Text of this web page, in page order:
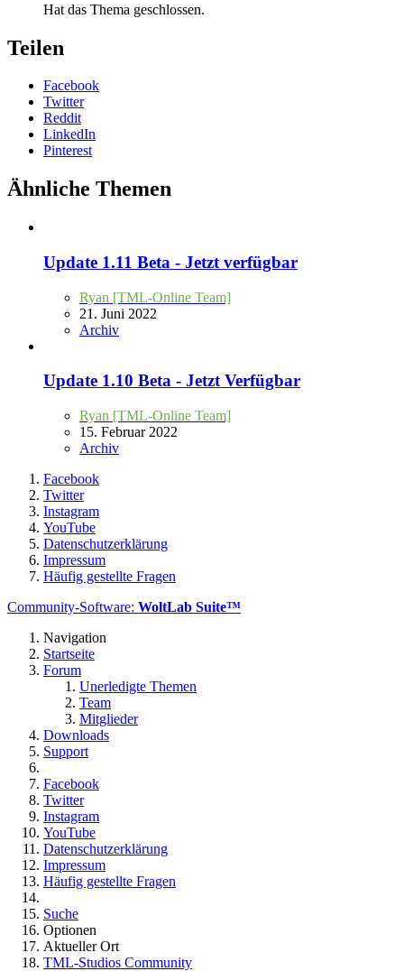
Hat das Thema geschlossen.
Teilen
Facebook
Twitter
Reddit
LinkedIn
Pinterest
Ähnliche Themen
Update 1.11 Beta - Jetzt verfügbar
Ryan [TML-Online Team]
21. Juni 2022
Archiv
Update 1.10 Beta - Jetzt Verfügbar
Ryan [TML-Online Team]
15. Februar 2022
Archiv
Facebook
Twitter
Instagram
YouTube
Datenschutzerklärung
Impressum
Häufig gestellte Fragen
Community-Software: WoltLab Suite™
Navigation
Startseite
Forum
Unerledigte Themen
Team
Mitglieder
Downloads
Support
Facebook
Twitter
Instagram
YouTube
Datenschutzerklärung
Impressum
Häufig gestellte Fragen
Suche
Optionen
Aktueller Ort
TML-Studios Community